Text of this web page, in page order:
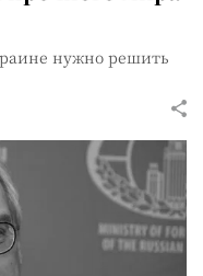
нужно решить